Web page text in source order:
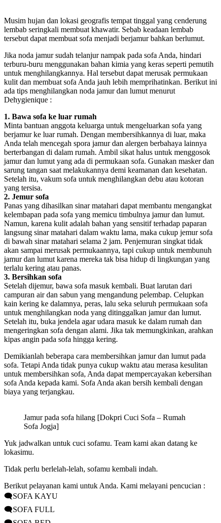
Musim hujan dan lokasi geografis tempat tinggal yang cenderung
lembab seringkali membuat khawatir. Sebab keadaan lembab
tersebut dapat membuat sofa menjadi berjamur bahkan berlumut.
Jika noda jamur sudah telanjur nampak pada sofa Anda, hindari
terburu-buru menggunakan bahan kimia yang keras seperti pemutih
untuk menghilangkannya. Hal tersebut dapat merusak permukaan
kulit dan membuat sofa Anda jauh lebih memprihatinkan. Berikut ini
ada tips menghilangkan noda jamur dan lumut menurut
Dehygienique :
1. Bawa sofa ke luar rumah
Minta bantuan anggota keluarga untuk mengeluarkan sofa yang
berjamur ke luar rumah. Dengan membersihkannya di luar, maka
Anda telah mencegah spora jamur dan alergen berbahaya lainnya
berterbangan di dalam rumah. Ambil sikat halus untuk menggosok
jamur dan lumut yang ada di permukaan sofa. Gunakan masker dan
sarung tangan saat melakukannya demi keamanan dan kesehatan.
Setelah itu, vakum sofa untuk menghilangkan debu atau kotoran
yang tersisa.
2. Jemur sofa
Panas yang dihasilkan sinar matahari dapat membantu mengangkat
kelembapan pada sofa yang memicu timbulnya jamur dan lumut.
Namun, karena kulit adalah bahan yang sensitif terhadap paparan
langsung sinar matahari dalam waktu lama, maka cukup jemur sofa
di bawah sinar matahari selama 2 jam. Penjemuran singkat tidak
akan sampai merusak permukaannya, tapi cukup untuk membunuh
jamur dan lumut karena mereka tak bisa hidup di lingkungan yang
terlalu kering atau panas.
3. Bersihkan sofa
Setelah dijemur, bawa sofa masuk kembali. Buat larutan dari
campuran air dan sabun yang mengandung pelembap. Celupkan
kain kering ke dalamnya, peras, lalu seka seluruh permukaan sofa
untuk menghilangkan noda yang ditinggalkan jamur dan lumut.
Setelah itu, buka jendela agar udara masuk ke dalam rumah dan
mengeringkan sofa dengan alami. Jika tak memungkinkan, arahkan
kipas angin pada sofa hingga kering.
Demikianlah beberapa cara membersihkan jamur dan lumut pada
sofa. Tetapi Anda tidak punya cukup waktu atau merasa kesulitan
untuk membersihkan sofa, Anda dapat mempercayakan kebersihan
sofa Anda kepada kami. Sofa Anda akan bersih kembali dengan
biaya yang terjangkau.
Jamur pada sofa hilang [Dokpri Cuci Sofa – Rumah
Sofa Jogja]
Yuk jadwalkan untuk cuci sofamu. Team kami akan datang ke
lokasimu.
Tidak perlu berlelah-lelah, sofamu kembali indah.
Berikut pelayanan kami untuk Anda. Kami melayani pencucian :
🗨️SOFA KAYU
🗨️SOFA FULL